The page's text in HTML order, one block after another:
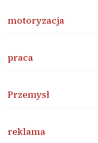
motoryzacja
praca
Przemysł
reklama